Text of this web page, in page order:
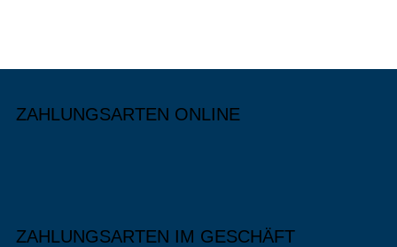
ZAHLUNGSARTEN ONLINE
ZAHLUNGSARTEN IM GESCHÄFT